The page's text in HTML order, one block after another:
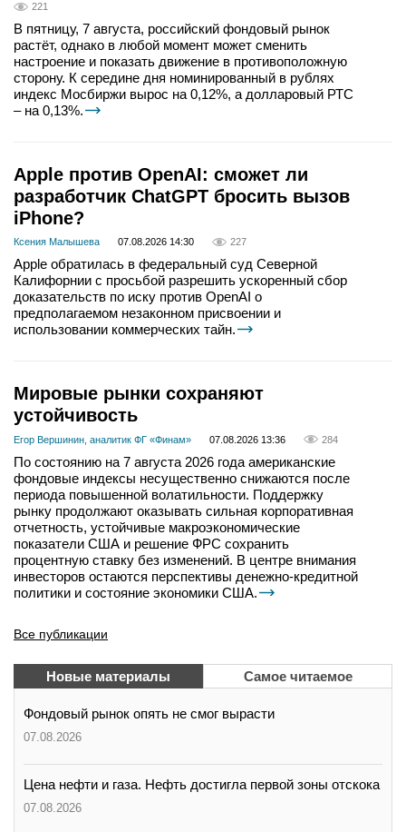
221
В пятницу, 7 августа, российский фондовый рынок
растёт, однако в любой момент может сменить
настроение и показать движение в противоположную
сторону. К середине дня номинированный в рублях
индекс Мосбиржи вырос на 0,12%, а долларовый РТС
– на 0,13%.
Apple против OpenAI: сможет ли
разработчик ChatGPT бросить вызов
iPhone?
Ксения Малышева 07.08.2026 14:30 227
Apple обратилась в федеральный суд Северной
Калифорнии с просьбой разрешить ускоренный сбор
доказательств по иску против OpenAI о
предполагаемом незаконном присвоении и
использовании коммерческих тайн.
Мировые рынки сохраняют
устойчивость
Егор Вершинин, аналитик ФГ «Финам» 07.08.2026 13:36 284
По состоянию на 7 августа 2026 года американские
фондовые индексы несущественно снижаются после
периода повышенной волатильности. Поддержку
рынку продолжают оказывать сильная корпоративная
отчетность, устойчивые макроэкономические
показатели США и решение ФРС сохранить
процентную ставку без изменений. В центре внимания
инвесторов остаются перспективы денежно-кредитной
политики и состояние экономики США.
Все публикации
Новые материалы Самое читаемое
Фондовый рынок опять не смог вырасти
07.08.2026
Цена нефти и газа. Нефть достигла первой зоны отскока
07.08.2026